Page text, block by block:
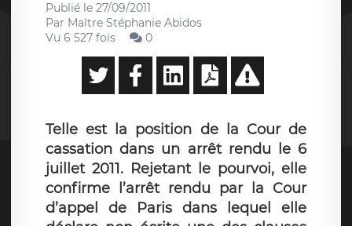
Publié le 27/09/2011
Par Maître Stéphanie Abidos
Vu 6 527 fois
0
Telle est la position de la Cour de
cassation dans un arrêt rendu le 6
juillet 2011. Rejetant le pourvoi, elle
confirme l’arrêt rendu par la Cour
d’appel de Paris dans lequel elle